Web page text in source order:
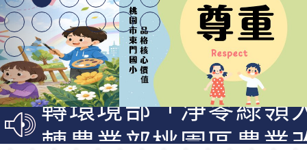
清華光罩教學專業論
動時代中的好老師：
教師韌性
轉環境部「淨零綠領
程」
轉農業部桃園區農業